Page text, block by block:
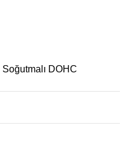
Soğutmalı DOHC